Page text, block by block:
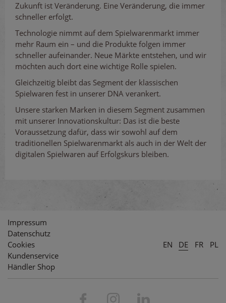
Zukunft ist Veränderung. Eine Veränderung, die immer
schneller erfolgt.
Technologie nimmt auf dem Spielwarenmarkt immer
mehr Raum ein – und die Produkte folgen immer
schneller aufeinander. Neue Märkte entstehen, und wir
möchten auch dort eine wichtige Rolle spielen.
Gleichzeitig bleibt das Segment der klassischen
Spielwaren fest in unserer DNA verankert.
Unsere starken Marken in diesem Segment zusammen
mit unserer Innovationskultur: Das ist die beste
Voraussetzung dafür, dass wir sowohl auf dem
traditionellen Spielwarenmarkt als auch in der Welt der
digitalen Spielwaren auf Erfolgskurs bleiben.
Impressum
Datenschutz
Cookies
Kundenservice
Händler Shop
EN DE FR PL